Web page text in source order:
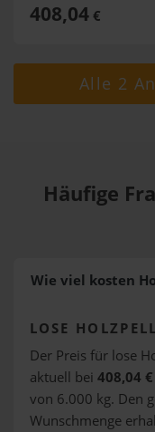
408,04€
Alle 2
Häufige
Wie viel kosten
LOSE
Der Preis für lose
aktuell bei 408,04
von 6.000 kg. Den
Wunschmenge